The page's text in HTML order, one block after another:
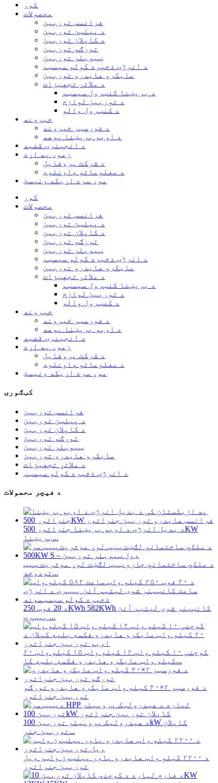
کور
محصولات
فرانسس توربین
د پیلټن توربین
د کاپلان توربین
تورګو توربین
ټیوبلر توربین
د انرژۍ ذخیره کولو سیسټم
مایکرو هایدرو توربین
د ملاتړ تجهیزات
د بریښنا کنټرول سیسټم
د توربین لوازم
د کنټرول والو
خبرونه
د فورسټر خبرونه
د اوبو برېښنا پوهه
د انجینرۍ قضیه
زموږ په اړه
د شرکت پروفایل
د معلوماتو ډاونلوډ
موږ سره اړیکه ونیسئ
کور
محصولات
فرانسس توربین
د پیلټن توربین
د کاپلان توربین
تورګو توربین
ټیوبلر توربین
د انرژۍ ذخیره کولو سیسټم
مایکرو هایدرو توربین
د ملاتړ تجهیزات
د بریښنا کنټرول سیسټم
د توربین لوازم
د کنټرول والو
خبرونه
د فورسټر خبرونه
د اوبو برېښنا پوهه
د انجینرۍ قضیه
زموږ په اړه
د شرکت پروفایل
د معلوماتو ډاونلوډ
موږ سره اړیکه ونیسئ
کټګورۍ
فرانسس توربین
د پیلټن توربین
د کاپلان توربین
تورګو توربین
ټیوبلر توربین
مایکرو هایدرو توربین
د ملاتړ تجهیزات
د انرژۍ ذخیره کولو سیسټم
د فیچر محصولات
د بدیل انرژۍ د اوبو بریښنا جنراتور 500KW
بریښنا...
د ملکي ساختماني چارو ټیټ لګښت لوړ موثریت ټیټ
تودوخه...
د 20 فوټ 250KWh 582KWh کانټینر شوی لیتیم آئن
بیټرۍ ...
کوچنی ۱۰ کیلو واټ ۱۲ کیلو واټ ۱۵ کیلو واټ ۲۰
کیلو واټ مایکرو هایدرو فکسډ بلیډ کا...
د فورسټر ۲×۴۰ کیلو واټ مایکرو هایدرو تورګو
توربین جنراتور
د هیدرولیک پروپیلر توربین 100kW کاپلان
توربین جنر...
د ۲۲۰۰ کیلو واټ هایدرو پاور پیلټون واټر ویل
توربین جنراتور